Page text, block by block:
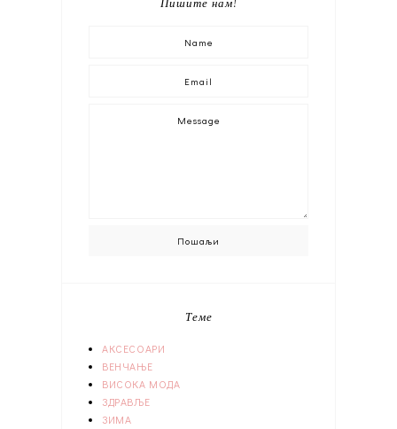
Пишите нам!
Теме
АКСЕСОАРИ
ВЕНЧАЊЕ
ВИСОКА МОДА
ЗДРАВЉЕ
ЗИМА